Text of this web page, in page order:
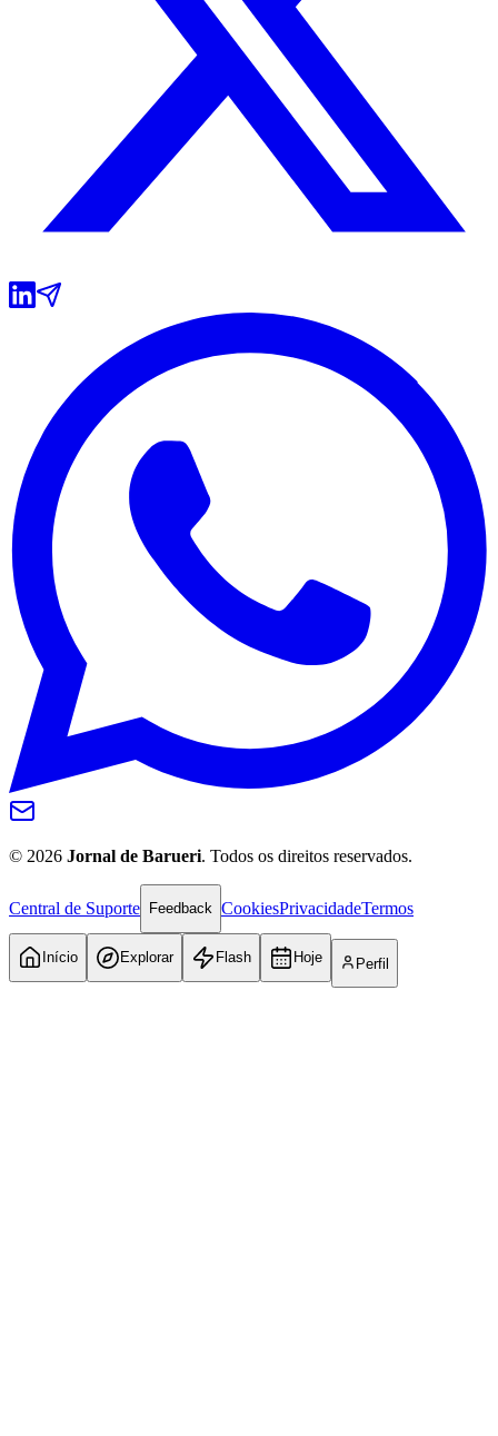
Bahia
© 2026 Jornal de Barueri. Todos os direitos reservados.
Central de Suporte Feedback CookiesPrivacidadeTermos
Início Explorar Flash Hoje Perfil